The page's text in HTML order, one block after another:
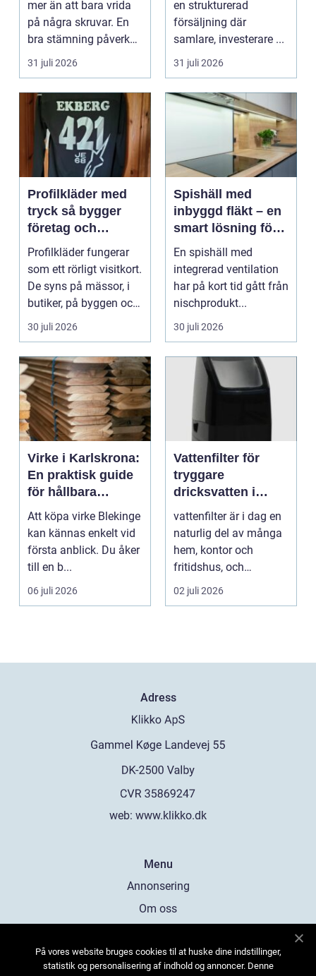
mer än att bara vrida
på några skruvar. En
bra stämning påverkar
hur pianot låt...
31 juli 2026
en strukturerad
försäljning där
samlare, investerare ...
31 juli 2026
Profilkläder med
tryck så bygger
företag och
klubbar en
starkare identitet
Profilkläder fungerar
som ett rörligt visitkort.
De syns på mässor, i
butiker, på byggen och
längs v...
30 juli 2026
Spishäll med
inbyggd fläkt – en
smart lösning för
moderna kök
En spishäll med
integrerad ventilation
har på kort tid gått från
nischprodukt...
30 juli 2026
Virke i Karlskrona:
En praktisk guide
för hållbara
byggprojekt
Att köpa virke Blekinge
kan kännas enkelt vid
första anblick. Du åker
till en b...
06 juli 2026
Vattenfilter för
tryggare
dricksvatten i
vardagen
vattenfilter är i dag en
naturlig del av många
hem, kontor och
fritidshus, och
intresset ökar för va...
02 juli 2026
Adress
web: www.klikko.dk
Menu
Annonsering
Om oss
Kontakta oss
På vores website bruges cookies til at huske dine indstillinger,
statistik og personalisering af indhold og annoncer. Denne